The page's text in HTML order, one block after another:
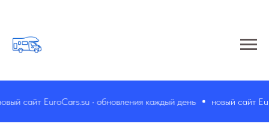
сайт EuroCars.su • обновления каждый день новый сайт